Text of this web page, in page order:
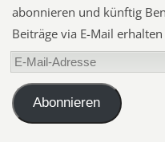
abonnieren und künftig
Beiträge via E-Mail
E-
Mail-
AdresseAbonnieren